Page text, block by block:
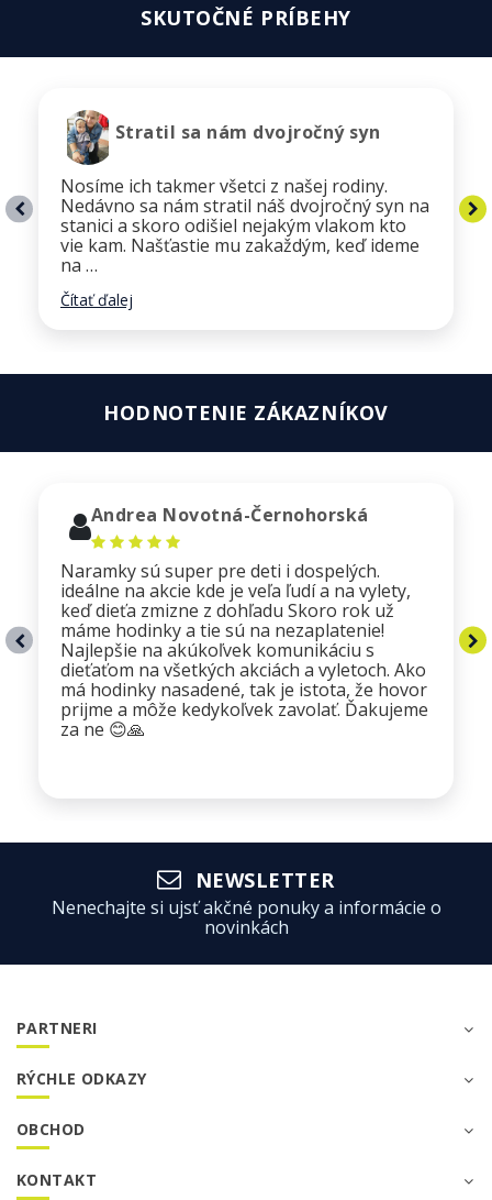
SKUTOČNÉ PRÍBEHY
Stratil sa nám dvojročný syn
Nosíme ich takmer všetci z našej rodiny.
Nedávno sa nám stratil náš dvojročný syn na
stanici a skoro odišiel nejakým vlakom kto
vie kam. Našťastie mu zakaždým, keď ideme
na …
Čítať ďalej
HODNOTENIE ZÁKAZNÍKOV
Andrea Novotná-Černohorská
Naramky sú super pre deti i dospelých.
ideálne na akcie kde je veľa ľudí a na vylety,
keď dieťa zmizne z dohľadu Skoro rok už
máme hodinky a tie sú na nezaplatenie!
Najlepšie na akúkoľvek komunikáciu s
dieťaťom na všetkých akciách a vyletoch. Ako
má hodinky nasadené, tak je istota, že hovor
prijme a môže kedykoľvek zavolať. Ďakujeme
za ne 😊🙏
NEWSLETTER
Nenechajte si ujsť akčné ponuky a informácie o
novinkách
PARTNERI
RÝCHLE ODKAZY
OBCHOD
KONTAKT